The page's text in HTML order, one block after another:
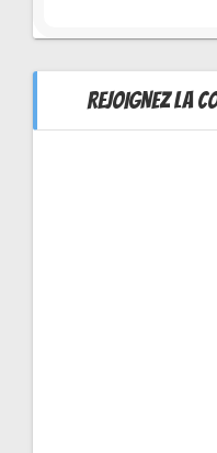
REJOIGNEZ LA